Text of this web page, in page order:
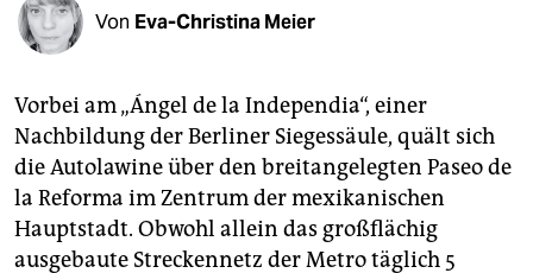
shop
fragen & hilfe
unterstützen
abo
genossenschaft
epaper login
Von Eva-Christina Meier
Vorbei am „Ángel de la Independia“, einer
Nachbildung der Berliner Siegessäule, quält sich
die Autolawine über den breitangelegten Paseo de
la Reforma im Zentrum der mexikanischen
Hauptstadt. Obwohl allein das großflächig
ausgebaute Streckennetz der Metro täglich 5